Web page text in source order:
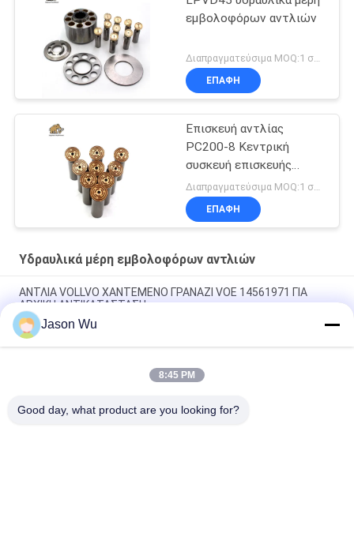
εμβολοφόρων αντλιών
ΕΠΑΦΉ
Επισκευή αντλίας
PC200-8 Κεντρική
συσκευή επισκευής
αντλίας
ΕΠΑΦΉ
Υδραυλικά μέρη εμβολοφόρων αντλιών
ΑΝΤΛΙΑ VOLLVO ΧΑΝΤΕΜΕΝΟ ΓΡΑΝΑΖΙ VOE 14561971 ΓΙΑ
ΑΡΧΙΚΗ ΑΝΤΙΚΑΤΑΣΤΑΣΗ
ΑΝΤΛΙΑ VOLLVO ΧΑΝΤΕΜΕΝΟ ΓΡΑΝΑΖΙ VOE 14537295 ΓΙΑ
ΑΡΧΙΚΗ ΑΝΤΙΚΑΤΑΣΤΑΣΗ
ΒΟΛΛΒΟ ΠΑΡΑΓΜΑΤΙΚΗ ΠΑΡΑΡΑΓΜΑΤΙΚΗ ΠΑΡΑΓΜΑΤΙΚΗ VOE
Jason Wu
8:45 PM
Good day, what product are you looking for?